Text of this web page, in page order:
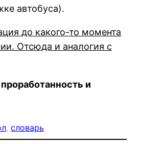
автобуса).
до какого-то момента
Отсюда и аналогия с
и
, словарь